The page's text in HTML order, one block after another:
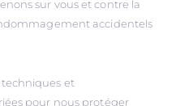
sur vous et contre la
accidentels
et
pour nous protéger